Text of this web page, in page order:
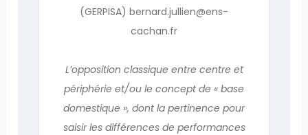
(GERPISA) bernard.jullien@ens-
cachan.fr
L’opposition classique entre centre et
périphérie et/ou le concept de « base
domestique », dont la pertinence pour
saisir les différences de performances